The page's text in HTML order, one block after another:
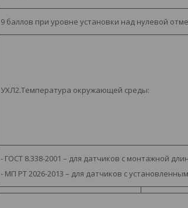
9 баллов при уровне установки над нулевой
УХЛ2.Температура окружающей среды:
- ГОСТ 8.338-2001 – для датчиков с монтажной
- МП РТ 2026-2013 – для датчиков с